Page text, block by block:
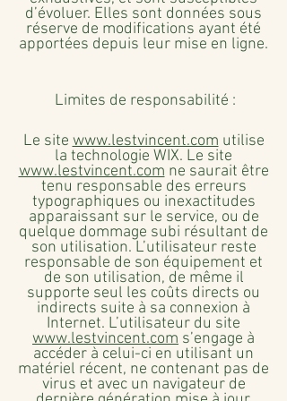
d’évoluer. Elles sont données sous
réserve de modifications ayant été
apportées depuis leur mise en ligne.
Limites de responsabilité :
Le site www.lestvincent.com utilise
la technologie WIX. Le site
www.lestvincent.com ne saurait être
tenu responsable des erreurs
typographiques ou inexactitudes
apparaissant sur le service, ou de
quelque dommage subi résultant de
son utilisation. L’utilisateur reste
responsable de son équipement et
de son utilisation, de même il
supporte seul les coûts directs ou
indirects suite à sa connexion à
Internet. L’utilisateur du site
www.lestvincent.com s’engage à
accéder à celui-ci en utilisant un
matériel récent, ne contenant pas de
virus et avec un navigateur de